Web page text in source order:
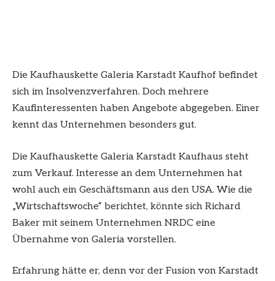
Die Kaufhauskette Galeria Karstadt Kaufhof befindet
sich im Insolvenzverfahren. Doch mehrere
Kaufinteressenten haben Angebote abgegeben. Einer
kennt das Unternehmen besonders gut.
Die Kaufhauskette Galeria Karstadt Kaufhaus steht
zum Verkauf. Interesse an dem Unternehmen hat
wohl auch ein Geschäftsmann aus den USA. Wie die
„Wirtschaftswoche“ berichtet, könnte sich Richard
Baker mit seinem Unternehmen NRDC eine
Übernahme von Galeria vorstellen.
Erfahrung hätte er, denn vor der Fusion von Karstadt